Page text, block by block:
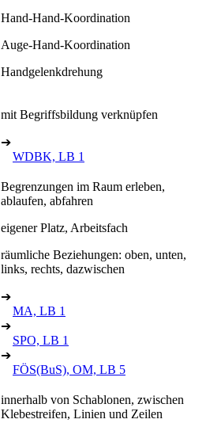
Hand-Hand-Koordination
Auge-Hand-Koordination
Handgelenkdrehung
mit Begriffsbildung verknüpfen
➔
WDBK, LB 1
Begrenzungen im Raum erleben,
ablaufen, abfahren
eigener Platz, Arbeitsfach
räumliche Beziehungen: oben, unten,
links, rechts, dazwischen
➔
MA, LB 1
➔
SPO, LB 1
➔
FÖS(BuS), OM, LB 5
innerhalb von Schablonen, zwischen
Klebestreifen, Linien und Zeilen